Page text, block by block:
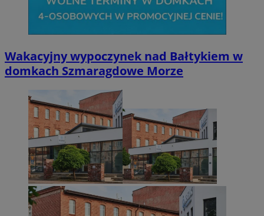
Wakacyjny wypoczynek nad Bałtykiem w
domkach Szmaragdowe Morze